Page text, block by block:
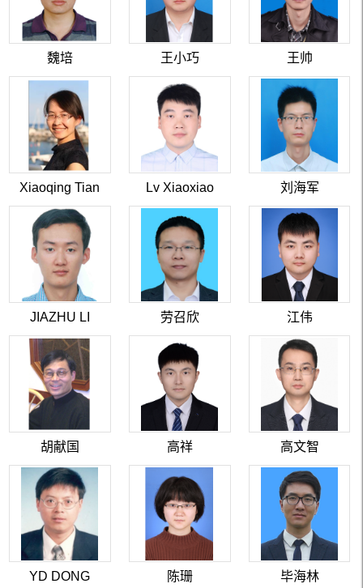
魏培 王小巧 王帅
Xiaoqing Tian Lv Xiaoxiao 刘海军
JIAZHU LI 劳召欣 江伟
胡献国 高祥 高文智
YD DONG 陈珊 毕海林